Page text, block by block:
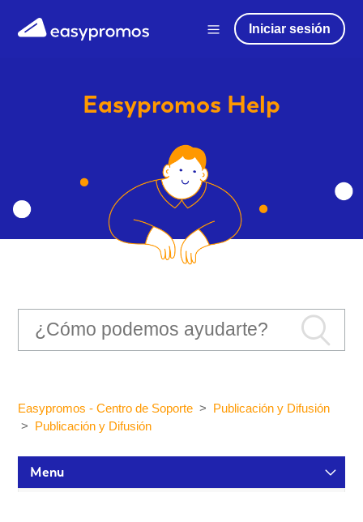
Iniciar sesión
Easypromos Help
Easypromos - Centro de Soporte
Publicación y Difusión
Publicación y Difusión
Menu